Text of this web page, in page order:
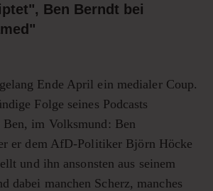
Ben Berndt bei
Ende April ein medialer Coup.
Folge seines Podcasts
im Volksmund: Ben
er dem AfD-Politiker Björn Höcke
und ihn ansonsten aus seinem
dabei manchen Scherz, manches